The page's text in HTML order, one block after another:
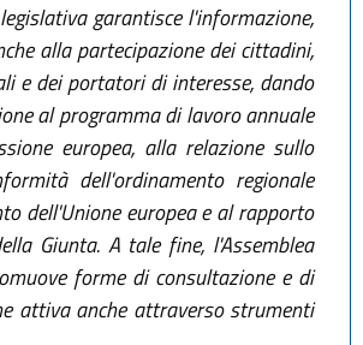
garantisce l'informazione,
alla partecipazione dei cittadini,
e dei portatori di interesse, dando
al programma di lavoro annuale
europea, alla relazione sullo
dell'ordinamento regionale
dell'Unione europea e al rapporto
Giunta. A tale fine, l'Assemblea
forme di consultazione e di
attiva anche attraverso strumenti